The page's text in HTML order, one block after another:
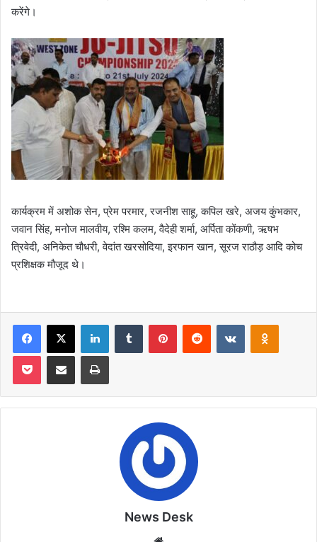
करेंगे।
कार्यक्रम में अशोक सेन, प्रेम परमार, रजनीश साहू, कपिल खरे, अजय कुंभकार,
जवान सिंह, मनोज मालवीय, रश्मि कलम, वैदेही शर्मा, अर्पिता कोंकणी, ऋषभ
त्रिवेदी, अनिकेत चौधरी, वेदांत खरसोदिया, इरफान खान, सूरज राठौड़ आदि कोच
प्रशिक्षक मौजूद थे।
Facebook
X LinkedInTumblr PinterestReddit VKontakte
Pocket Share via Email Print
News Desk